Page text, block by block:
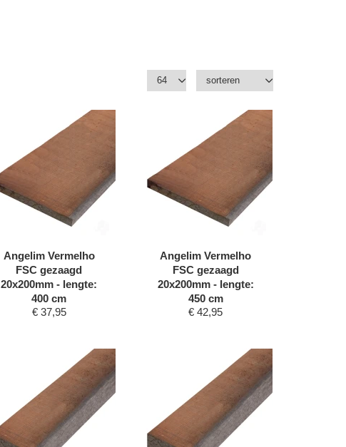
Angelim Vermelho
FSC gezaagd
20x200mm - lengte:
400 cm
€ 37,95
Angelim Vermelho
FSC gezaagd
20x200mm - lengte:
450 cm
€ 42,95